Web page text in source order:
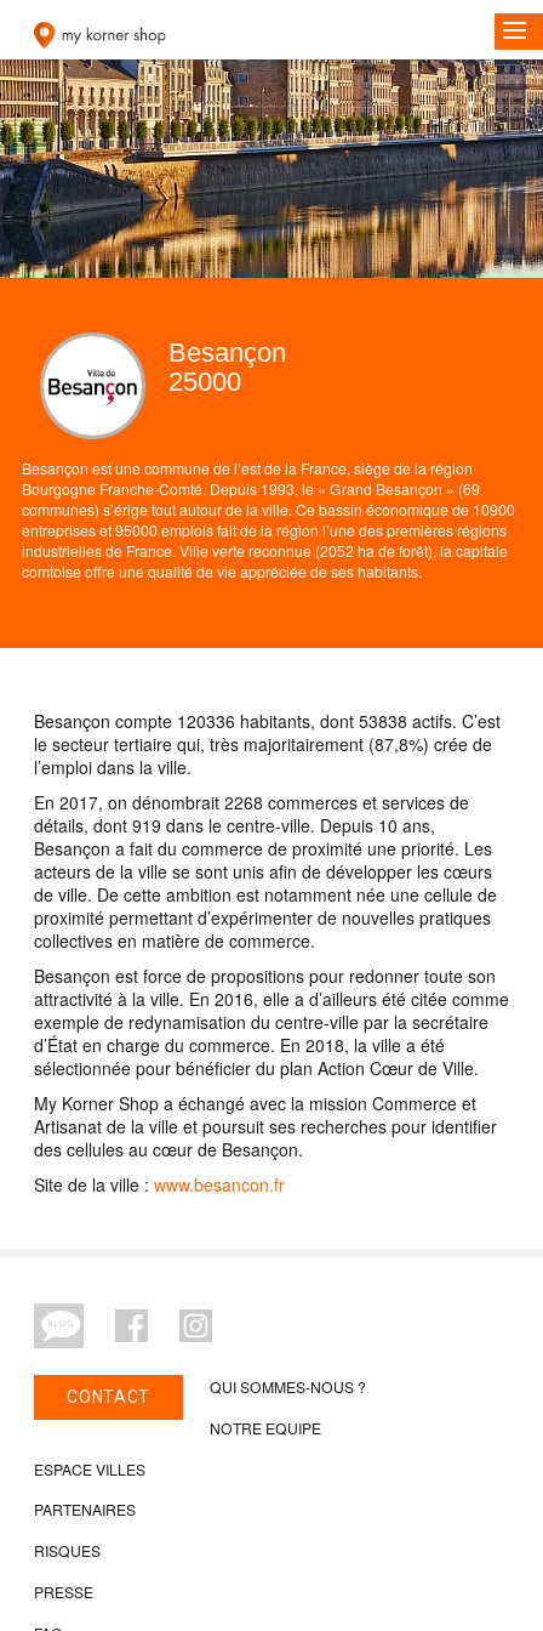
Besançon
25000
Besançon est une commune de l’est de la France, siège de la région
Bourgogne Franche-Comté. Depuis 1993, le « Grand Besançon » (69
communes) s’érige tout autour de la ville. Ce bassin économique de 10900
entreprises et 95000 emplois fait de la région l’une des premières régions
industrielles de France. Ville verte reconnue (2052 ha de forêt), la capitale
comtoise offre une qualité de vie appréciée de ses habitants.
Besançon compte 120336 habitants, dont 53838 actifs. C’est
le secteur tertiaire qui, très majoritairement (87,8%) crée de
l’emploi dans la ville.
En 2017, on dénombrait 2268 commerces et services de
détails, dont 919 dans le centre-ville. Depuis 10 ans,
Besançon a fait du commerce de proximité une priorité. Les
acteurs de la ville se sont unis afin de développer les cœurs
de ville. De cette ambition est notamment née une cellule de
proximité permettant d’expérimenter de nouvelles pratiques
collectives en matière de commerce.
Besançon est force de propositions pour redonner toute son
attractivité à la ville. En 2016, elle a d’ailleurs été citée comme
exemple de redynamisation du centre-ville par la secrétaire
d’État en charge du commerce. En 2018, la ville a été
sélectionnée pour bénéficier du plan Action Cœur de Ville.
My Korner Shop a échangé avec la mission Commerce et
Artisanat de la ville et poursuit ses recherches pour identifier
des cellules au cœur de Besançon.
Site de la ville : www.besancon.fr
CONTACT
QUI SOMMES-NOUS ?
NOTRE EQUIPE
ESPACE VILLES
PARTENAIRES
RISQUES
PRESSE